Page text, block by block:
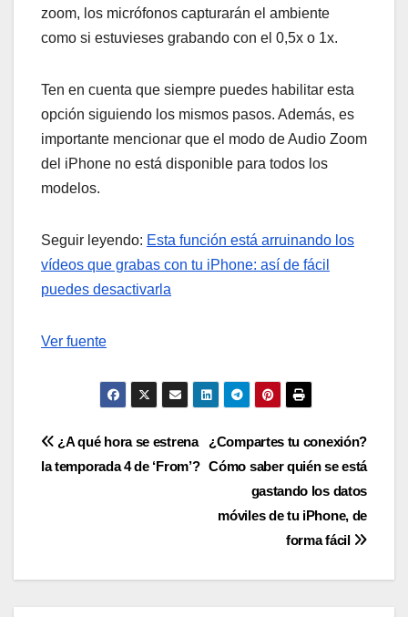
zoom, los micrófonos capturarán el ambiente
como si estuvieses grabando con el 0,5x o 1x.
Ten en cuenta que siempre puedes habilitar esta
opción siguiendo los mismos pasos. Además, es
importante mencionar que el modo de Audio Zoom
del iPhone no está disponible para todos los
modelos.
Seguir leyendo: Esta función está arruinando los
vídeos que grabas con tu iPhone: así de fácil
puedes desactivarla
Ver fuente
Navegación
¿Compartes tu conexión?
Cómo saber quién se está
gastando los datos
móviles de tu iPhone, de
forma fácil
¿A qué hora se estrena
la temporada 4 de ‘From’?